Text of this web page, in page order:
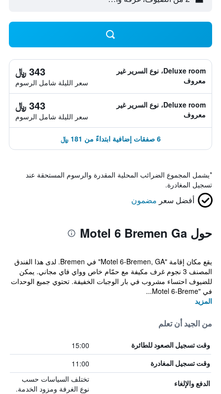
Deluxe room، نوع السرير غير
معروف
343 ﷼
سعر الليلة شامل الرسوم
Deluxe room، نوع السرير غير
معروف
343 ﷼
سعر الليلة شامل الرسوم
6 صفقات إضافية ابتداءً من 181 ﷼
*يشمل المجموع الضرائب المحلية المقدرة والرسوم المستحقة عند
تسجيل المغادرة.
أفضل سعر مضمون
حول Motel 6 Bremen Ga
يقع مكان إقامة "Motel 6-Bremen, GA" في Bremen. لدى هذا الفندق
المصنف 3 نجوم غرف مكيفة مع حمّام خاص وواي فاي مجاني. يمكن
للضيوف احتساء مشروب في بار الوجبات الخفيفة. تحتوي جميع الوحدات
في "Motel 6-Breme...
المزيد
من الجيد أن تعلم
وقت تسجيل الصعود للطائرة 15:00
وقت تسجيل المغادرة 11:00
الدفع والإلغاء
تختلف السياسات حسب
نوع الغرفة ومزود الخدمة.